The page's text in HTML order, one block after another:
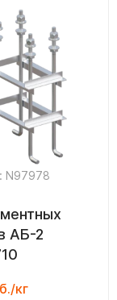
N97978
АБ-2
кг